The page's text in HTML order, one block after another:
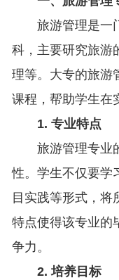
旅游管理是一
科，主要研究旅游
理等。大专的旅游
课程，帮助学生在
1. 专业特点
旅游管理专业
性。学生不仅要学
目实践等形式，将
特点使得该专业的
争力。
2. 培养目标